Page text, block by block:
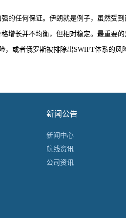
任何保证。伊朗就是例子，虽然受
增长并不均衡，但相对稳定。最重要
或者俄罗斯被排除出SWIFT体系的风
新闻公告
新闻中心
航线资讯
公司资讯